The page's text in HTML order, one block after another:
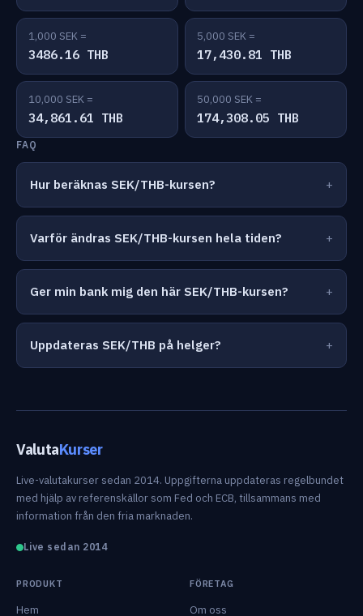
1,000 SEK =
3486.16 THB
5,000 SEK =
17,430.81 THB
10,000 SEK =
34,861.61 THB
50,000 SEK =
174,308.05 THB
FAQ
Hur beräknas SEK/THB-kursen?
Varför ändras SEK/THB-kursen hela tiden?
Ger min bank mig den här SEK/THB-kursen?
Uppdateras SEK/THB på helger?
ValutaKurser
Live-valutakurser sedan 2014. Uppgifterna uppdateras regelbundet
med hjälp av referenskällor som Fed och ECB, tillsammans med
information från den fria marknaden.
Live sedan 2014
PRODUKT
Hem
FÖRETAG
Om oss